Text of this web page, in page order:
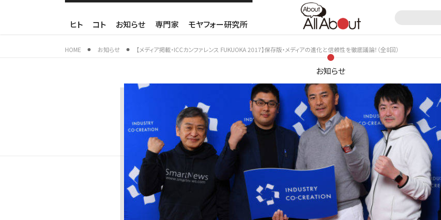
ヒト コト お知らせ 専門家 モヤフォー研究所
HOME お知らせ 【メディア掲載・ICCカンファレンス FUKUOKA 2017】保存版・メディアの進化と信頼性を徹底議論！（全8回）
お知らせ